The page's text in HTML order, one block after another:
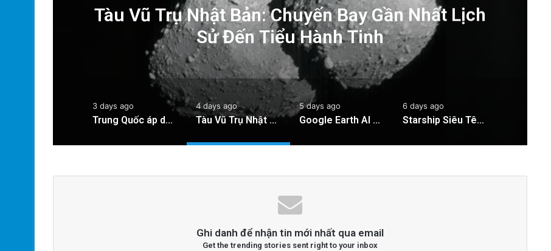
Tàu Vũ Trụ Nhật Bản: Chuyến Bay Gần Nhất Lịch
Sử Đến Tiểu Hành Tinh
3 days ago
Trung Quốc áp dụng công nghệ lượng tử để ngăn chặn tình trạng mất điện diện rộng
4 days ago
Tàu Vũ Trụ Nhật Bản: Chuyến Bay Gần Nhất Lịch Sử Đến Tiểu Hành Tinh
5 days ago
Google Earth AI Bị Rút Gấp Vì Cơn Bão Deepfake
6 days ago
Starship Siêu Tên Lửa: 6 Ngày Trôi Nổi Trên Biển Sau Hạ Cánh!
Ghi danh để nhận tin mới nhất qua email
Get the trending stories sent right to your inbox